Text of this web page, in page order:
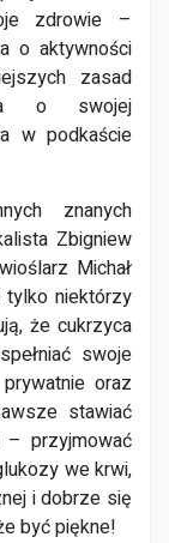
zdrowie –
o aktywności
zasad
o swojej
w podkaście
znanych
Zbigniew
Michał
tylko niektórzy
że cukrzyca
swoje
oraz
stawiać
– przyjmować
we krwi,
i dobrze się
być piękne!